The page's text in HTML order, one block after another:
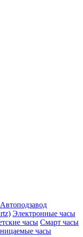
Автоподзавод
Электронные часы
часы Смарт часы
часы